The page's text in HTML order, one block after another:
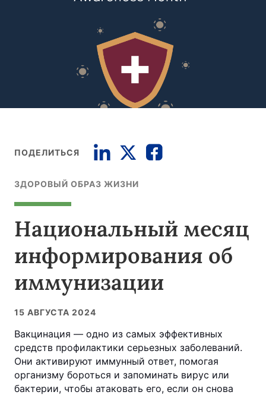
ПОДЕЛИТЬСЯ
ЗДОРОВЫЙ ОБРАЗ ЖИЗНИ
Национальный месяц
информирования об
иммунизации
15 АВГУСТА 2024
Вакцинация — одно из самых эффективных
средств профилактики серьезных заболеваний.
Они активируют иммунный ответ, помогая
организму бороться и запоминать вирус или
бактерии, чтобы атаковать его, если он снова